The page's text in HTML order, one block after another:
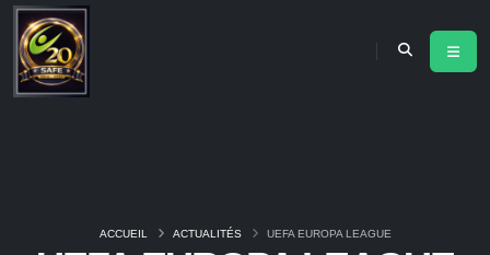
ACCUEIL ACTUALITÉS UEFA EUROPA LEAGUE